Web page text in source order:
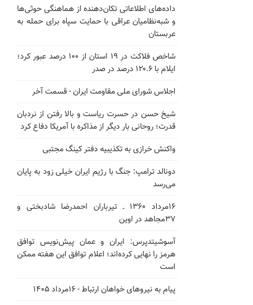
داده‌های اطلاعاتی تکان‌دهنده از هماهنگی حوثی‌ها
و شبه‌نظامیان عراقی با حمایت سپاه برای حمله به
عربستان
شاخص فلاکت در ۱۹ استان از ۱۰۰ درصد عبور کرد؛
ایلام با ۱۲۰.۶ درصد در صدر
اجلاس شورای ملی مقاومت ایران - قسمت آخر
شیخ حسن در حسرت ریاست و بالا رفتن از نردبان
قدرت؛ روحانی بار دیگر از مذاکره با آمریکا دفاع کرد
واکنش خرازی به تکذیبیه دفتر کینگ مجتبی
دونالد ترامپ: جنگ با رژیم ایران خیلی زود به پایان
می‌رسد
۱۶مرداد ۱۳۶۰ ـ تیرباران احمدرضا شادبختی و
۳۷مجاهد در اوین
آسوشیتدپرس: ایران و عمان پیش‌نویس توافق
هرمز را نهایی کرده‌اند؛ اعلام توافق این هفته ممکن
است
پیام به نیروهای خواهان ارتباط - ۱۶مرداد ۱۴۰۵